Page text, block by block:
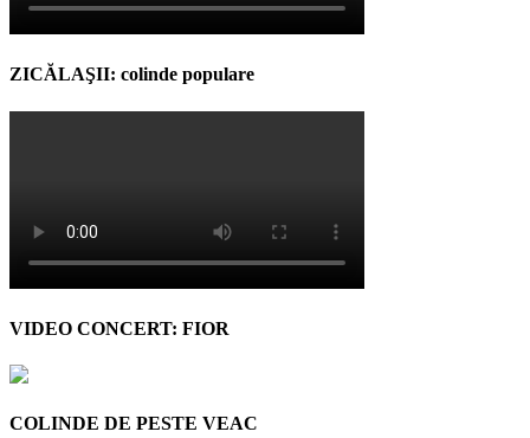
ZICĂLAŞII: colinde populare
VIDEO CONCERT: FIOR
COLINDE DE PESTE VEAC